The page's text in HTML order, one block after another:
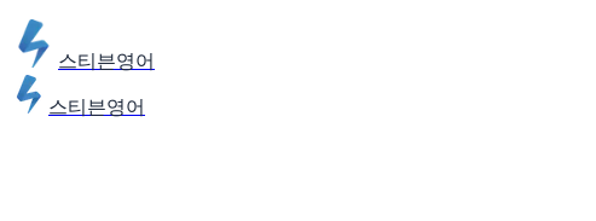
스티븐영어
스티븐영어